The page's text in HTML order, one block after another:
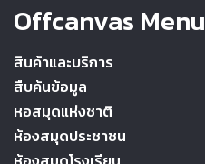
Offcanvas Menu
สินค้าและบริการ
สืบค้นข้อมูล
หอสมุดแห่งชาติ
ห้องสมุดประชาชน